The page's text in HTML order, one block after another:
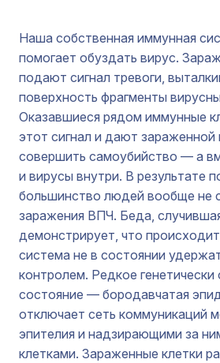
Наша собственная иммунная
помогает обуздать вирус.
подают сигнал тревоги,
поверхность фрагменты
Оказавшиеся рядом иммунные
этот сигнал и дают зараженной
совершить самоубийство — а
и вирусы внутри. В результате
большинство людей вообще не
заражения ВПЧ. Беда,
демонстрирует, что
система не в состоянии
контролем. Редкое генетически
состояние — бородавчатая
отключает сеть коммуникаций
эпителия и надзирающими за
клетками. Зараженные клетки